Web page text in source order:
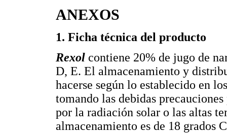
ANEXOS
1. Ficha técnica del producto
Rexol contiene 20% de jugo de
D, E. El almacenamiento y
hacerse según lo establecido en
tomando las debidas
por la radiación solar o las altas
almacenamiento es de 18 grados